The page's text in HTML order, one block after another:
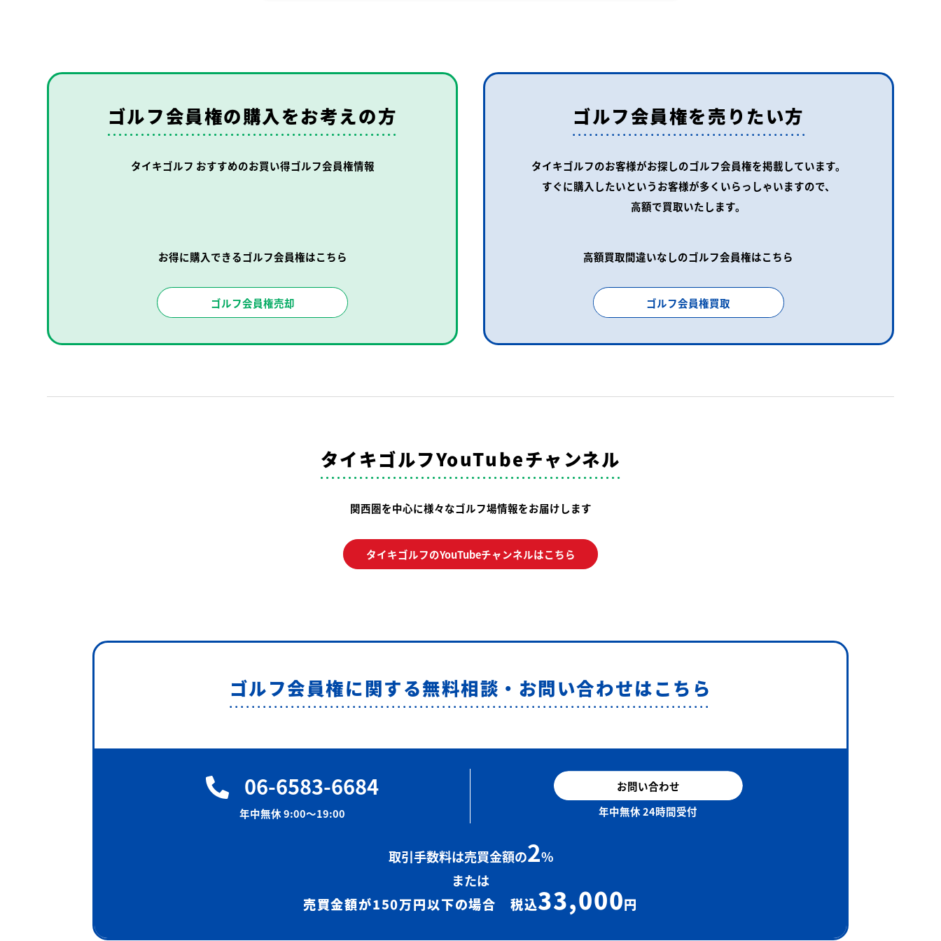
ゴルフ会員権の購入をお考えの方
タイキゴルフ おすすめのお買い得ゴルフ会員権情報
お得に購入できるゴルフ会員権はこちら
ゴルフ会員権売却
ゴルフ会員権を売りたい方
タイキゴルフのお客様がお探しのゴルフ会員権を掲載しています。
すぐに購入したいというお客様が多くいらっしゃいますので、
高額で買取いたします。
高額買取間違いなしのゴルフ会員権はこちら
ゴルフ会員権買取
タイキゴルフYouTubeチャンネル
関西圏を中心に様々なゴルフ場情報をお届けします
タイキゴルフのYouTubeチャンネルはこちら
ゴルフ会員権に関する無料相談・お問い合わせはこちら
06-6583-6684
年中無休 9:00〜19:00
お問い合わせ
年中無休 24時間受付
取引手数料は売買金額の2%
または
売買金額が150万円以下の場合 税込33,000円